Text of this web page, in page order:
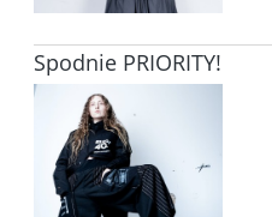
Spodnie PRIORITY!